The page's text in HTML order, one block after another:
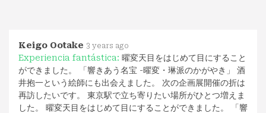
Keigo Ootake 3 years ago
Experiencia fantástica: 曜変天目をはじめて目にすること
ができました。 「響きあう名宝 -曜変・琳派のかがやき」 酒
井抱一という絵師にも出会えました。 次の企画展開催の折は
再訪したいです。 東京駅で立ち寄りたい場所がひとつ増えま
した。 曜変天目をはじめて目にすることができました。 「響